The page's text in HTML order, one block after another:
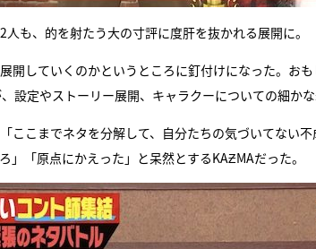
も、的を射たう大の寸評に度肝を抜かれる展開に。
開していくのかというところに釘付けになった。お
設定やストーリー展開、キャラクーについての細かな
ここまでネタを分解して、自分たちの気づいてない不
」「原点にかえった」と呆然とするKAƵMAだった。